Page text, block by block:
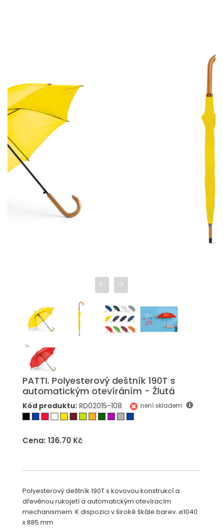
PATTI. Polyesterový deštník 190T s
automatickým otevíráním - Žlutá
Kód produktu: RD02015-108 není skladem
Cena: 136.70 Kč
Polyesterový deštník 190T s kovovou konstrukcí a
dřevěnou rukojetí a automatickým otevíracím
mechanismem. K dispozici v široké škále barev. ø1040
x 885 mm